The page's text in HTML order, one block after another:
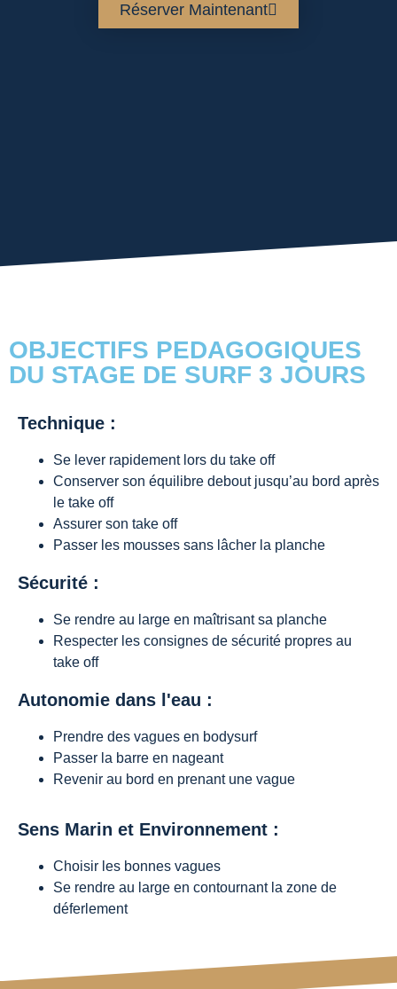
Réserver Maintenant
OBJECTIFS PEDAGOGIQUES
DU STAGE DE SURF 3 JOURS
Technique :
Se lever rapidement lors du take off
Conserver son équilibre debout jusqu’au bord après
le take off
Assurer son take off
Passer les mousses sans lâcher la planche
Sécurité :
Se rendre au large en maîtrisant sa planche
Respecter les consignes de sécurité propres au
take off
Autonomie dans l'eau :
Prendre des vagues en bodysurf
Passer la barre en nageant
Revenir au bord en prenant une vague
Sens Marin et Environnement :
Choisir les bonnes vagues
Se rendre au large en contournant la zone de
déferlement